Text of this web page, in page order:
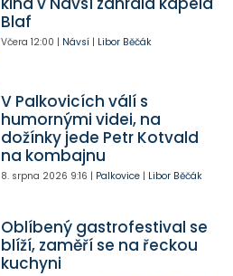
Blaf
Včera 12:00 | Návsí| Libor Běčák
V Palkovicích válí s
humornými videi, na
dožínky jede Petr Kotvald
na kombajnu
8. srpna 2026 9:16 | Palkovice| Libor Běčák
Oblíbený gastrofestival se
blíží, zaměří se na řeckou
kuchyni